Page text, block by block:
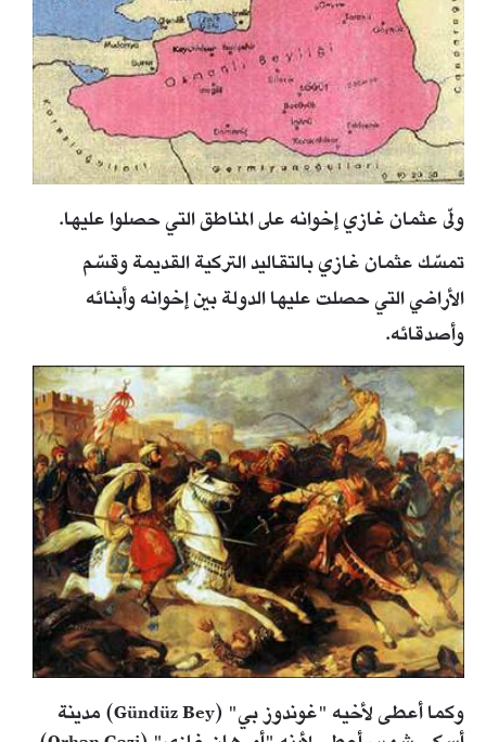
ولّى عثمان غازي إخوانه على المناطق التي حصلوا عليها.
تمسّك عثمان غازي بالتقاليد التركية القديمة وقسّم
الأراضي التي حصلت عليها الدولة بين إخوانه وأبنائه
وأصدقائه.
وكما أعطى لأخيه "غوندوز بي" (Gündüz Bey) مدينة